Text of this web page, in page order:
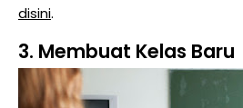
disini.
3. Membuat Kelas Baru